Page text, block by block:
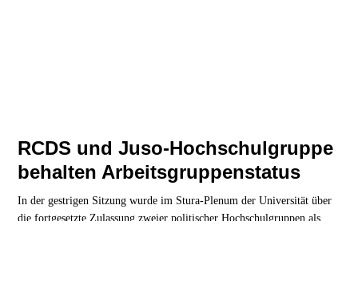
RCDS und Juso-Hochschulgruppe
behalten Arbeitsgruppenstatus
In der gestrigen Sitzung wurde im Stura-Plenum der Universität über
die fortgesetzte Zulassung zweier politischer Hochschulgruppen als